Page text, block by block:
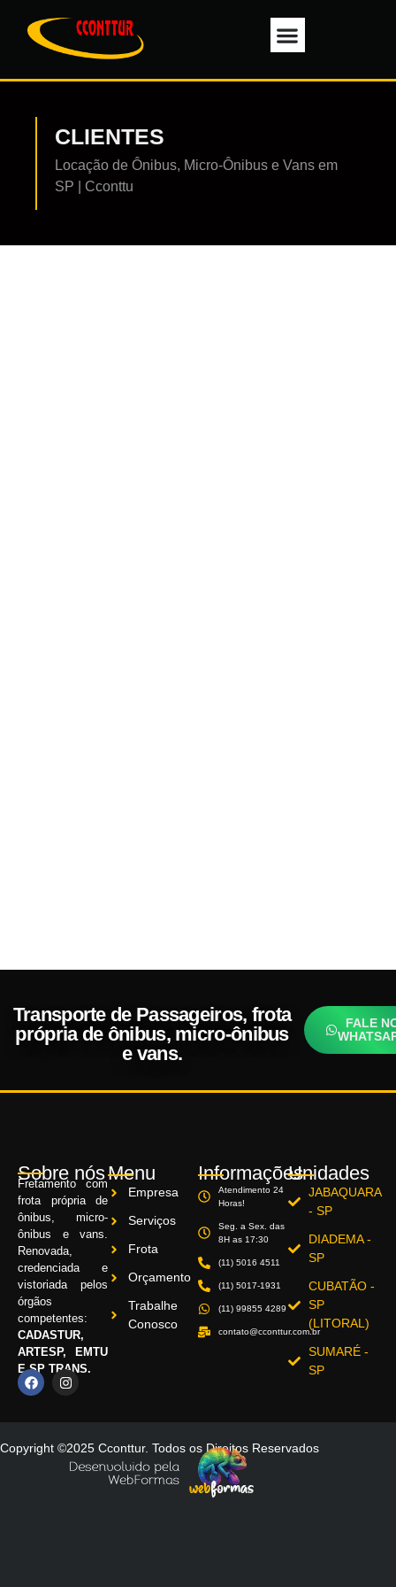
CLIENTES
Locação de Ônibus, Micro-Ônibus e Vans em
SP | Cconttu
Transporte de Passageiros, frota
própria de ônibus, micro-ônibus
e vans.
FALE
Sobre nós
Fretamento com
frota própria de
ônibus, micro-
ônibus e vans.
Renovada,
credenciada e
vistoriada pelos
órgãos
competentes:
CADASTUR,
ARTESP, EMTU
E SP TRANS.
Menu
Empresa
Serviços
Frota
Orçamento
Trabalhe
Conosco
Informações
Atendimento 24
Horas!
Seg. a Sex. das
8H as 17:30
(11) 5016 4511
(11) 5017-1931
(11) 99855 4289
contato@cconttur.com.br
Unidades
JABAQUARA
- SP
DIADEMA -
SP
CUBATÃO -
SP
(LITORAL)
SUMARÉ -
SP
Copyright ©2025 Cconttur. Todos os Direitos Reservados